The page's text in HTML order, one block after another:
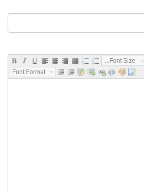
Font Size...
Font Format...